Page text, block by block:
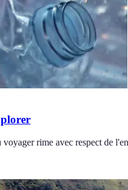
rime avec respect de